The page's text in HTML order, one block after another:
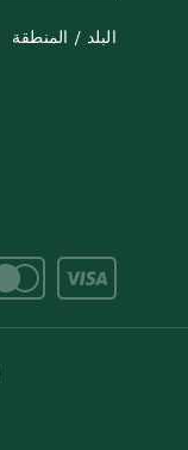
البلد / المنطقة